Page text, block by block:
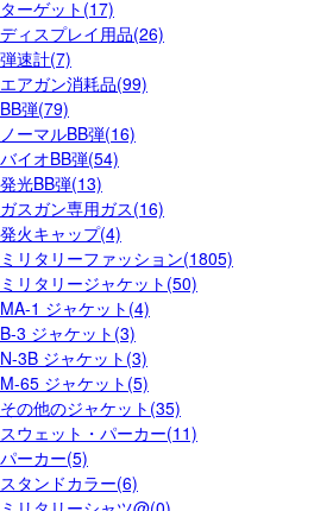
ターゲット(17)
ディスプレイ用品(26)
弾速計(7)
エアガン消耗品(99)
BB弾(79)
ノーマルBB弾(16)
バイオBB弾(54)
発光BB弾(13)
ガスガン専用ガス(16)
発火キャップ(4)
ミリタリーファッション(1805)
ミリタリージャケット(50)
MA-1 ジャケット(4)
B-3 ジャケット(3)
N-3B ジャケット(3)
M-65 ジャケット(5)
その他のジャケット(35)
スウェット・パーカー(11)
パーカー(5)
スタンドカラー(6)